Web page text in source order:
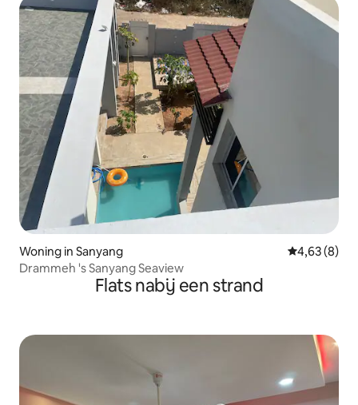
Woning in Sanyang Gemiddelde
4,63 (8)
Drammeh 's Sanyang Seaview
Flats nabij een strand